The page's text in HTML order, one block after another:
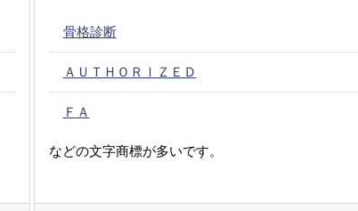
骨格診断
ＡＵＴＨＯＲＩＺＥＤ
ＦＡ
などの文字商標が多いです。